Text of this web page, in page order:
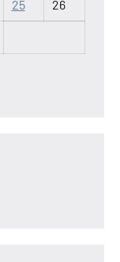
25 26